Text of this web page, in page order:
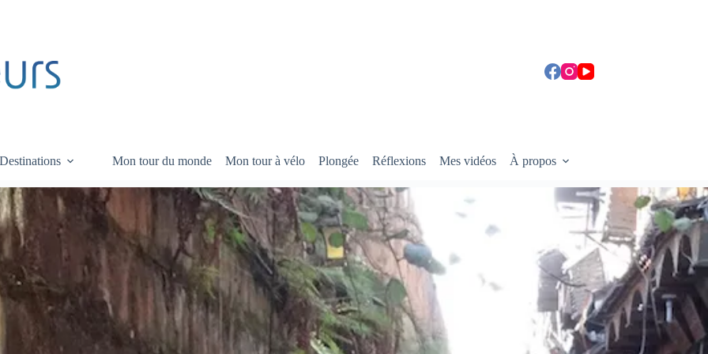
Destinations Mon tour du monde Mon tour à vélo Plongée Réflexions Mes vidéos À propos